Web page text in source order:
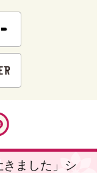
きました」シ